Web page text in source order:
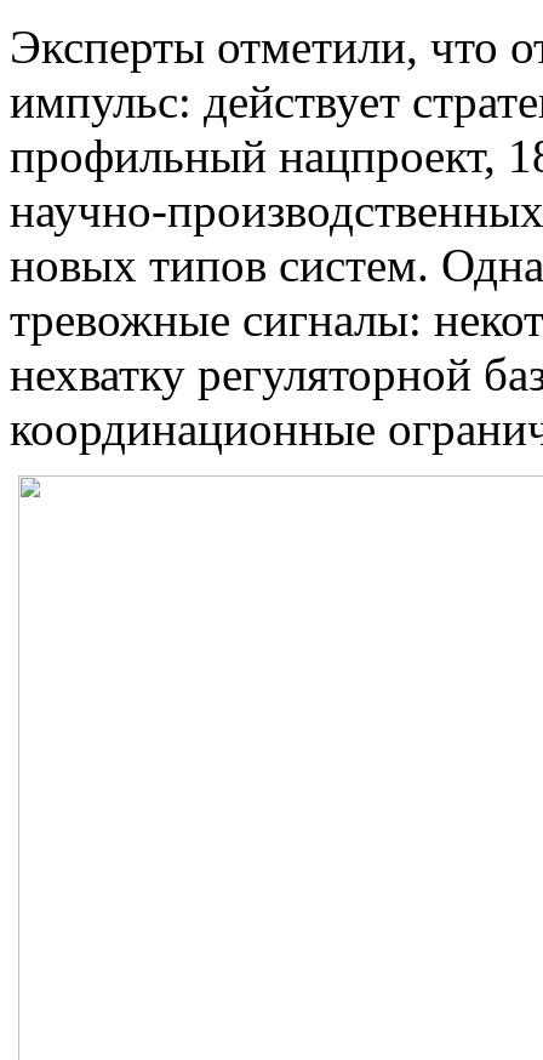
Эксперты отметили, что
импульс: действует
профильный нацпроект,
научно-
новых типов систем.
тревожные сигналы:
нехватку регуляторной
координационные